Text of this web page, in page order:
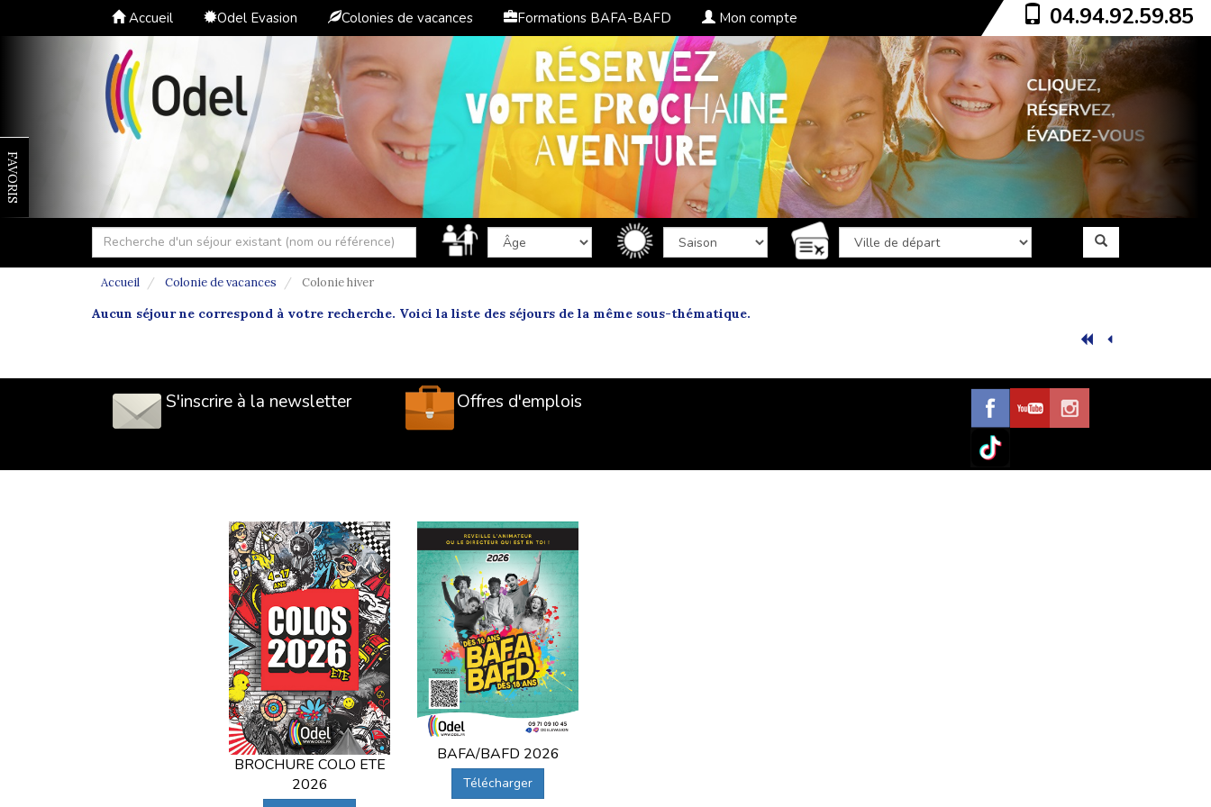
Accueil Odel Evasion Colonies de vacances Formations BAFA-BAFD Mon compte 04.94.92.59.85
FAVORIS
Accueil Colonie de vacances Colonie hiver
Aucun séjour ne correspond à votre recherche. Voici la liste des séjours de la même sous-thématique.
S'inscrire à la newsletter Offres d'emplois
BROCHURE COLO ETE
2026
BAFA/BAFD 2026
Télécharger